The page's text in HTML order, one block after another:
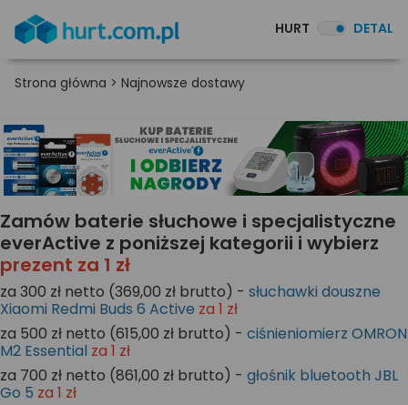
HURT DETAL
Strona główna > Najnowsze dostawy
Zamów baterie słuchowe i specjalistyczne
everActive z poniższej kategorii i wybierz
prezent za 1 zł
za 300 zł netto (369,00 zł brutto) - słuchawki douszne
Xiaomi Redmi Buds 6 Active za 1 zł
za 500 zł netto (615,00 zł brutto) - ciśnieniomierz OMRON
M2 Essential za 1 zł
za 700 zł netto (861,00 zł brutto) - głośnik bluetooth JBL
Go 5 za 1 zł